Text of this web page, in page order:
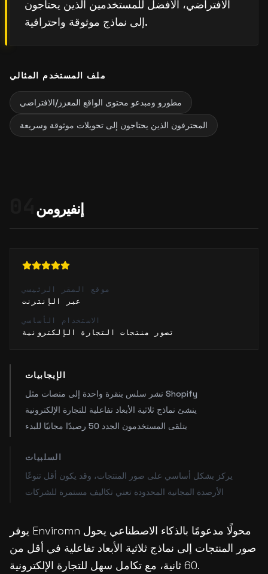
الافتراضي، الأفضل للمستخدمين الذين يحتاجون
إلى نماذج موثوقة واحترافية.
ملف المستخدم المثالي
مطورو ومبدعو محتوى الواقع المعزز/الافتراضي
المحترفون الذين يحتاجون إلى تحويلات موثوقة وسريعة
إنفيرومن
موقع المقر الرئيسي
عبر الإنترنت
الاستخدام الأساسي
تصور منتجات التجارة الإلكترونية
الإيجابيات
نشر سلس بنقرة واحدة إلى منصات مثل Shopify
ينشئ نماذج ثلاثية الأبعاد تفاعلية للتجارة الإلكترونية
يتلقى المستخدمون الجدد 50 رصيدًا مجانيًا للبدء
السلبيات
يركز بشكل أساسي على صور المنتجات، وقد يكون أقل تنوعًا
الأرصدة المجانية المحدودة تعني تكاليف مستمرة للشركات
يوفر Enviromn محولًا مدعومًا بالذكاء الاصطناعي يحول
صور المنتجات إلى نماذج ثلاثية الأبعاد تفاعلية في أقل من
60 ثانية، مع تكامل سهل للتجارة الإلكترونية.